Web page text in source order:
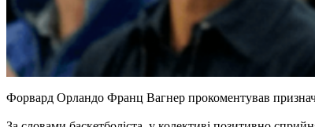
Форвард Орландо Франц Вагнер прокоментував